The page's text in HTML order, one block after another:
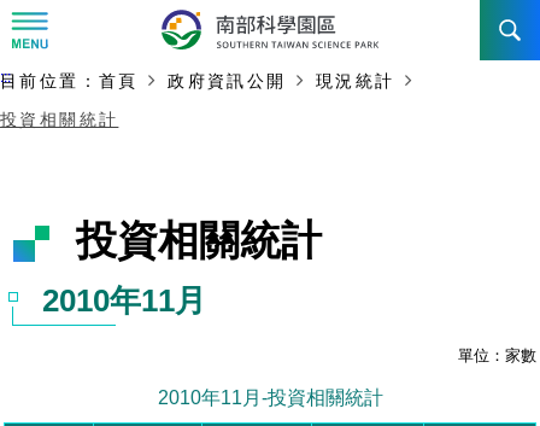
訊息公告
新聞資料專區
即時新聞澄清專區
發展沿革
設立沿革
首長介紹
局長小檔案
認識園區
臺南園區
工商服務
主要內容開始
:::
目前位置： 首頁 政府資訊公開
現況統計
投資相關統計